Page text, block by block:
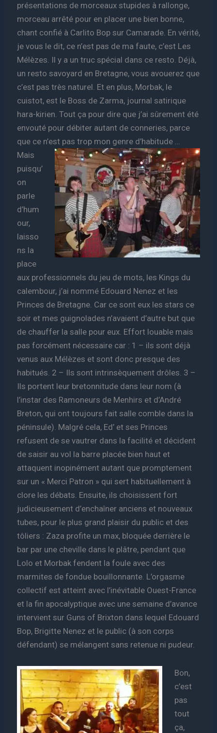
présentations de morceaux stupides à rallonge,
morceau arrêté pour en placer une bien bonne,
chant confié à Carlito Bop sur Camarade. En vérité,
je vous le dit, ce n’est pas de ma faute, c’est Les
Mélèzes. Il y a un truc spécial dans ce resto. Déjà,
un resto savoyard en Bretagne, vous avouerez que
c’est pas très naturel. Et en plus, Morbak, le
cuistot, est le Boss de Zarma, journal satirique
hara-kirien. Tout ça pour dire que j’ai sûrement été
envouté pour débiter autant de conneries, parce
que ce n’est pas trop mon genre d’habitude …
Mais
puisqu’
on
parle
d’hum
our,
laisso
ns la
place
aux professionnels du jeu de mots, les Kings du
calembour, j’ai nommé Edouard Nenez et les
Princes de Bretagne. Car ce sont eux les stars ce
soir et mes guignolades n’avaient d’autre but que
de chauffer la salle pour eux. Effort louable mais
pas forcément nécessaire car : 1 – ils sont déjà
venus aux Mélèzes et sont donc presque des
habitués. 2 – Ils sont intrinsèquement drôles. 3 –
Ils portent leur bretonnitude dans leur nom (à
l’instar des Ramoneurs de Menhirs et d’André
Breton, qui ont toujours fait salle comble dans la
péninsule). Malgré cela, Ed’ et ses Princes
refusent de se vautrer dans la facilité et décident
de saisir au vol la barre placée bien haut et
attaquent inopinément autant que promptement
sur un « Merci Patron » qui sert habituellement à
clore les débats. Ensuite, ils choisissent fort
judicieusement d’enchaîner anciens et nouveaux
tubes, pour le plus grand plaisir du public et des
tôliers : Zaza profite un max, bloquée derrière le
bar par une cheville dans le plâtre, pendant que
Lolo et Morbak fendent la foule avec des
marmites de fondue bouillonnante. L’orgasme
collectif est atteint avec l’inévitable Ouest-France
et la fin apocalyptique avec une semaine d’avance
intervient sur Guns of Brixton dans lequel Edouard
Bop, Brigitte Nenez et le public (à son corps
défendant) se mélangent sans retenue ni pudeur.
Bon,
c’est
pas
tout
ça,